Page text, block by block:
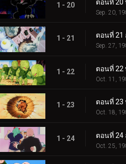
1 - 20
Sep. 20,
1 - 21
Sep. 27,
1 - 22
Oct. 11,
1 - 23
Oct. 18,
1 - 24
Oct. 25,